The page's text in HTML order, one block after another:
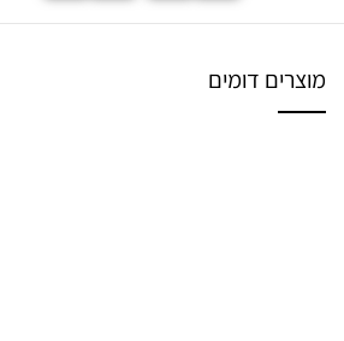
מוצרים דומים